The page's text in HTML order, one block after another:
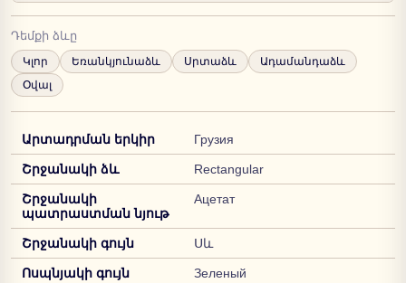
Դեմքի ձևը
Կլոր Եռանկյունաձև Սրտաձև
Ադամանդաձև
Օվալ
Արտադրման երկիր Грузия
Շրջանակի ձև Rectangular
Շրջանակի
պատրաստման նյութ
Ацетат
Շրջանակի գույն Սև
Ոսպնյակի գույն Зеленый